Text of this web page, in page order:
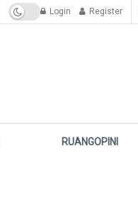
Login Register
RUANGOPINI